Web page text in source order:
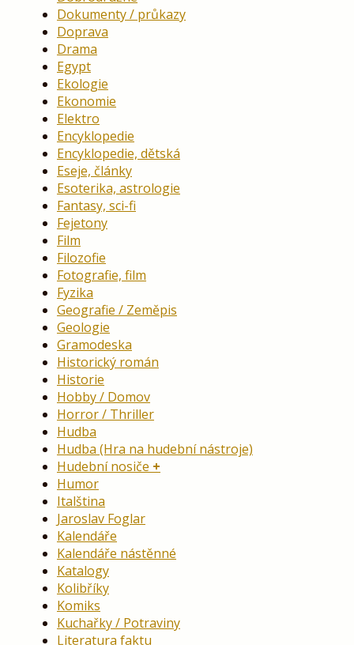
Dokumenty / průkazy
Doprava
Drama
Egypt
Ekologie
Ekonomie
Elektro
Encyklopedie
Encyklopedie, dětská
Eseje, články
Esoterika, astrologie
Fantasy, sci-fi
Fejetony
Film
Filozofie
Fotografie, film
Fyzika
Geografie / Zeměpis
Geologie
Gramodeska
Historický román
Historie
Hobby / Domov
Horror / Thriller
Hudba
Hudba (Hra na hudební nástroje)
Hudební nosiče
Humor
Italština
Jaroslav Foglar
Kalendáře
Kalendáře nástěnné
Katalogy
Kolibříky
Komiks
Kuchařky / Potraviny
Literatura faktu